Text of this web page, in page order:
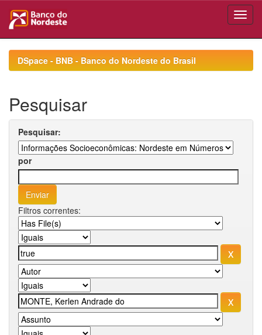
navigationDSpace - BNB - Banco do Nordeste do Brasil
Pesquisar
Pesquisar:
por
Filtros correntes: